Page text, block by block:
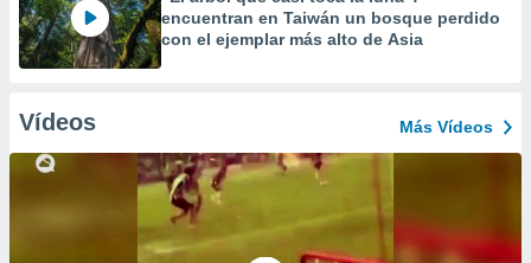
encuentran en Taiwán un bosque perdido
con el ejemplar más alto de Asia
Vídeos Más Vídeos